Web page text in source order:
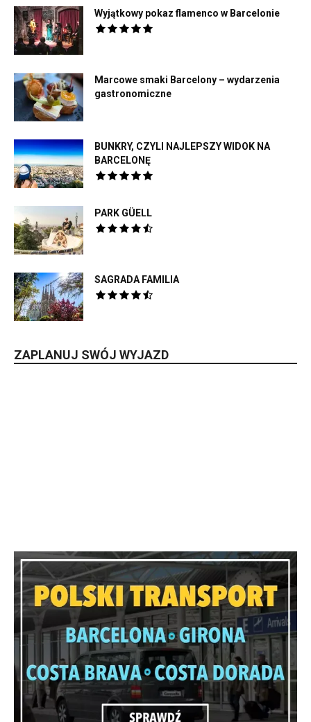
Wyjątkowy pokaz flamenco w Barcelonie
Marcowe smaki Barcelony – wydarzenia
gastronomiczne
BUNKRY, CZYLI NAJLEPSZY WIDOK NA
BARCELONĘ
PARK GÜELL
SAGRADA FAMILIA
ZAPLANUJ SWÓJ WYJAZD